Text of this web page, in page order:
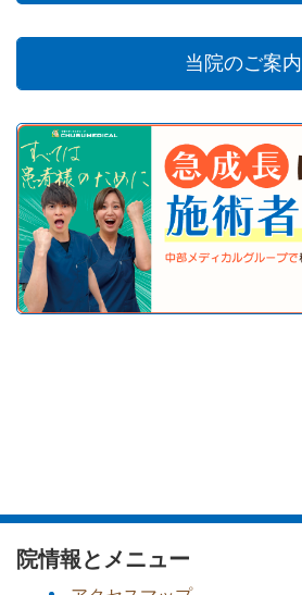
当院のご案内
院情報とメニュー